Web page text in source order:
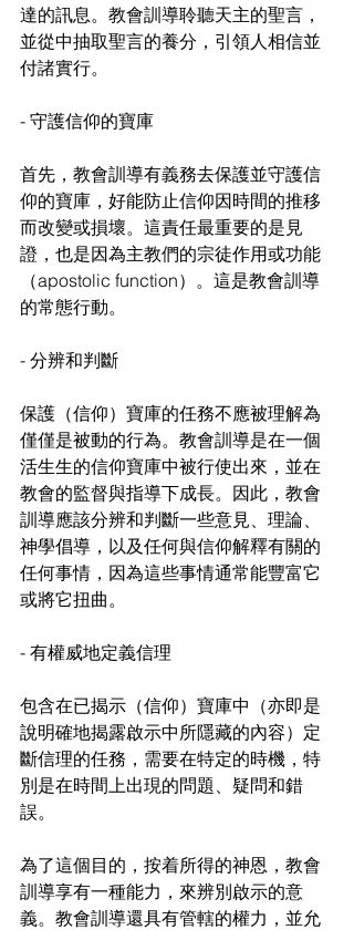
達的訊息。教會訓導聆聽天主的聖言，
並從中抽取聖言的養分，引領人相信並
付諸實行。
- 守護信仰的寶庫
首先，教會訓導有義務去保護並守護信
仰的寶庫，好能防止信仰因時間的推移
而改變或損壞。這責任最重要的是見
證，也是因為主教們的宗徒作用或功能
（apostolic function）。這是教會訓導
的常態行動。
- 分辨和判斷
保護（信仰）寶庫的任務不應被理解為
僅僅是被動的行為。教會訓導是在一個
活生生的信仰寶庫中被行使出來，並在
教會的監督與指導下成長。因此，教會
訓導應該分辨和判斷一些意見、理論、
神學倡導，以及任何與信仰解釋有關的
任何事情，因為這些事情通常能豐富它
或將它扭曲。
- 有權威地定義信理
包含在已揭示（信仰）寶庫中（亦即是
說明確地揭露啟示中所隱藏的內容）定
斷信理的任務，需要在特定的時機，特
別是在時間上出現的問題、疑問和錯
誤。
為了這個目的，按着所得的神恩，教會
訓導享有一種能力，來辨別啟示的意
義。教會訓導還具有管轄的權力，並允